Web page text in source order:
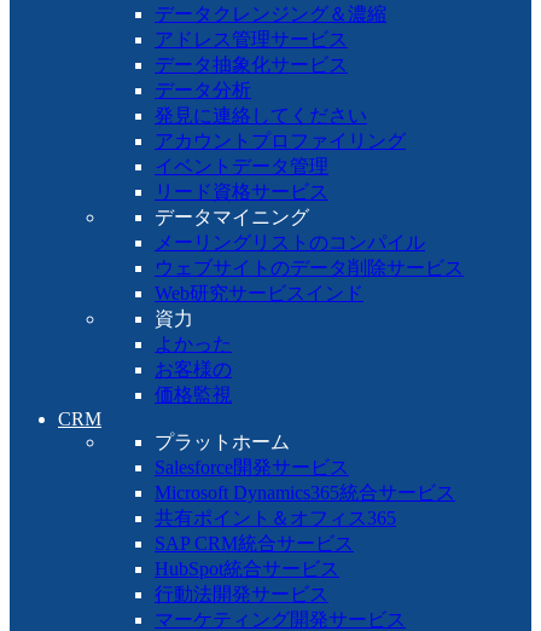
データクレンジング＆濃縮
アドレス管理サービス
データ抽象化サービス
データ分析
発見に連絡してください
アカウントプロファイリング
イベントデータ管理
リード資格サービス
データマイニング
メーリングリストのコンパイル
ウェブサイトのデータ削除サービス
Web研究サービスインド
資力
よかった
お客様の
価格監視
CRM
プラットホーム
Salesforce開発サービス
Microsoft Dynamics365統合サービス
共有ポイント＆オフィス365
SAP CRM統合サービス
HubSpot統合サービス
行動法開発サービス
マーケティング開発サービス